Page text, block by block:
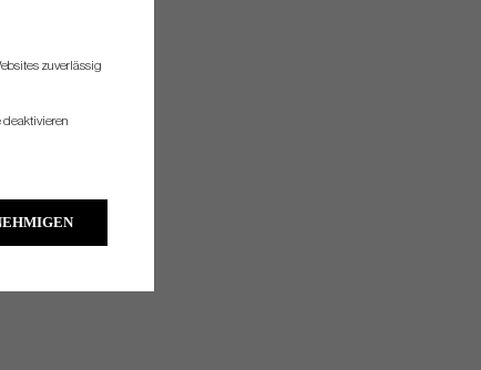
zuverlässig
deaktivieren